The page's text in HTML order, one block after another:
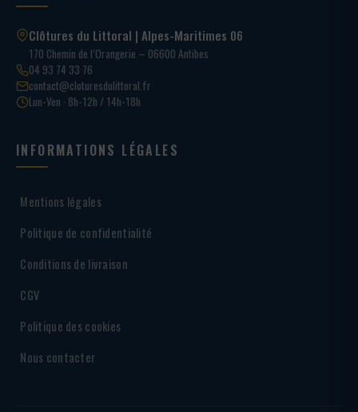
Clôtures du Littoral | Alpes-Maritimes 06
170 Chemin de l’Orangerie – 06600 Antibes
04 93 74 33 76
contact@cloturesdulittoral.fr
Lun-Ven · 8h-12h / 14h-18h
INFORMATIONS LÉGALES
Mentions légales
Politique de confidentialité
Conditions de livraison
CGV
Politique des cookies
Nous contacter